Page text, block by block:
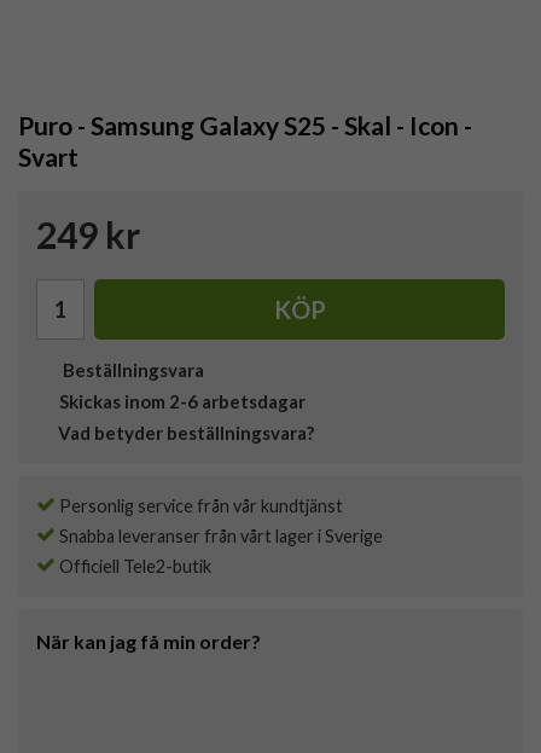
Puro - Samsung Galaxy S25 - Skal - Icon -
Svart
249 kr
KÖP
Beställningsvara
Skickas inom 2-6 arbetsdagar
Vad betyder beställningsvara?
Personlig service från vår kundtjänst
Snabba leveranser från vårt lager i Sverige
Officiell Tele2-butik
När kan jag få min order?